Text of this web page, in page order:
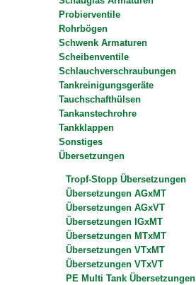
Probierventile
Rohrbögen
Schwenk Armaturen
Scheibenventile
Schlauchverschraubungen
Tankreinigungsgeräte
Tauchschafthülsen
Tankanstechrohre
Tankklappen
Sonstiges
Übersetzungen
Tropf-Stopp Übersetzungen
Übersetzungen AGxMT
Übersetzungen AGxVT
Übersetzungen IGxMT
Übersetzungen MTxMT
Übersetzungen VTxMT
Übersetzungen VTxVT
PE Multi Tank Übersetzungen